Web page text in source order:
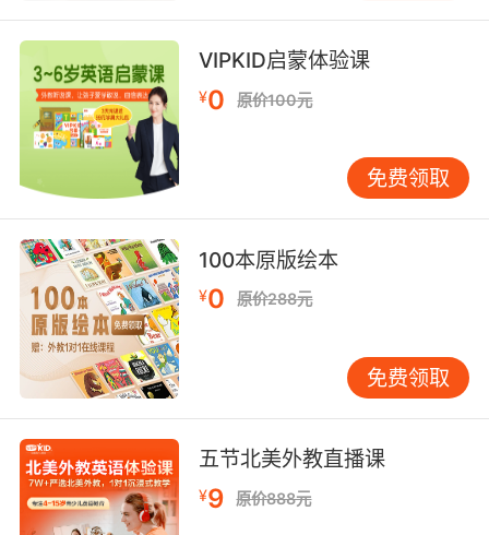
camp.
烟会使黄蜂失去攻击性 这样我们就能把蜂巢给切
下来 带到伐木者营地来
9. An environmental group donated many to
my village to disperse through the jungle to
一个环保组织给村里捐赠了很多 装满了整个树林
监视非法伐木者用的
10. Locals have been fighting back, moving
into and occupying the work camps while the
loggers are out cutting trees.
当地人在反抗 伐木工人外出伐木的时候 当地人会
搬进他们的工作营 占领那里
VIPKID启蒙体验课
¥0 原价100元
免费领取
100本原版绘本
¥0 原价288元
免费领取
五节北美外教直播课
¥9 原价888元